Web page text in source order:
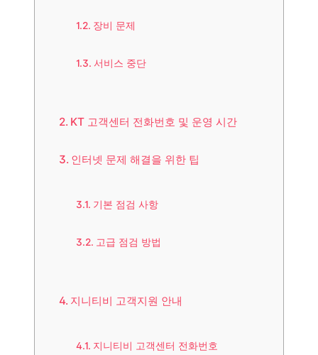
장비 문제
서비스 중단
KT 고객센터 전화번호 및 운영 시간
인터넷 문제 해결을 위한 팁
기본 점검 사항
고급 점검 방법
지니티비 고객지원 안내
지니티비 고객센터 전화번호